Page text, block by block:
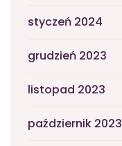
styczeń 2024
grudzień 2023
listopad 2023
październik 2023